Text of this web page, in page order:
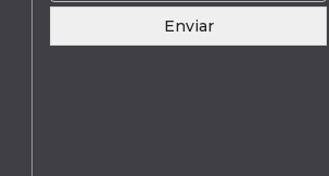
Enviar